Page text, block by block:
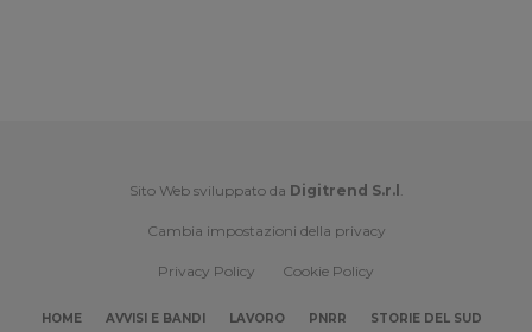
Sito Web sviluppato da Digitrend S.r.l .
Cambia impostazioni della privacy
Privacy Policy Cookie Policy
HOME AVVISI E BANDI LAVORO PNRR STORIE DEL SUD